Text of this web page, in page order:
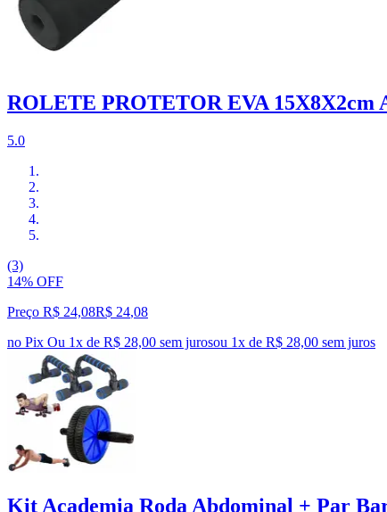
ROLETE PROTETOR EVA
5.0
(3)
14% OFF
Preço R$ 24,08R$ 24,08
no Pix Ou 1x de R$ 28,00 sem jurosou 1x de R$ 28,00 sem juros
Kit Academia Roda Abdominal + Par